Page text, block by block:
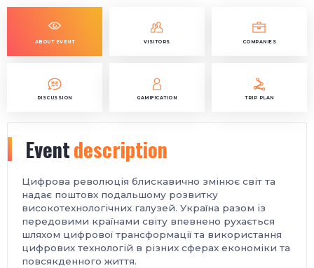
ABOUT EVENT VISITORS COMPANIES
DISCUSSION GAMIFICATION TRIP PLAN
Eventdescription
Цифрова революція блискавично змінює світ та
надає поштовх подальшому розвитку
високотехнологічних галузей. Україна разом із
передовими країнами світу впевнено рухається
шляхом цифрової трансформації та використання
цифрових технологій в різних сферах економіки та
повсякденного життя.